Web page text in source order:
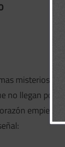
misteriosas
no llegan por
empieza a